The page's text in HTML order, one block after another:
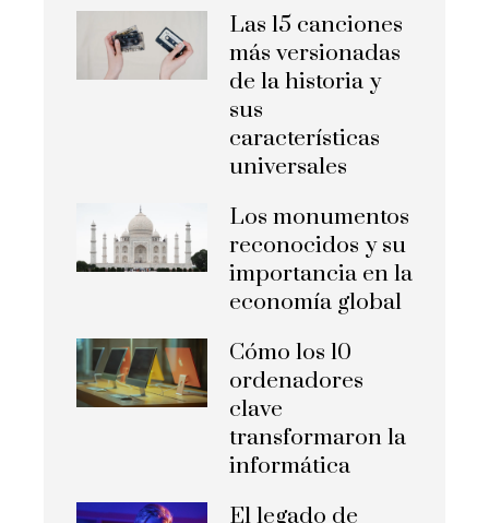
Las 15 canciones
más versionadas
de la historia y
sus
características
universales
Los monumentos
reconocidos y su
importancia en la
economía global
Cómo los 10
ordenadores
clave
transformaron la
informática
El legado de